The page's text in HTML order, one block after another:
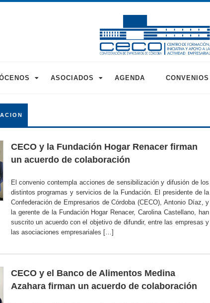
ASOCIADOS AGENDA CONVENIOS
CECO y la Fundación Hogar Renacer firman
un acuerdo de colaboración
El convenio contempla acciones de sensibilización y difusión de los
distintos programas y servicios de la Fundación. El presidente de la
Confederación de Empresarios de Córdoba (CECO), Antonio Díaz, y
la gerente de la Fundación Hogar Renacer, Carolina Castellano, han
suscrito un acuerdo con el objetivo de difundir, entre las empresas y
las asociaciones empresariales […]
CECO y el Banco de Alimentos Medina
Azahara firman un acuerdo de colaboración